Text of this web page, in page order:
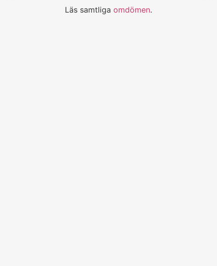
Läs samtliga omdömen.